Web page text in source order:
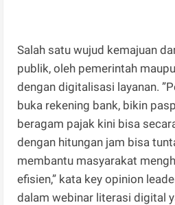
Salah satu wujud kemajuan
publik, oleh pemerintah
dengan digitalisasi layanan.
buka rekening bank, bikin
beragam pajak kini bisa
dengan hitungan jam bisa
membantu masyarakat
efisien,” kata key opinion
dalam webinar literasi digital